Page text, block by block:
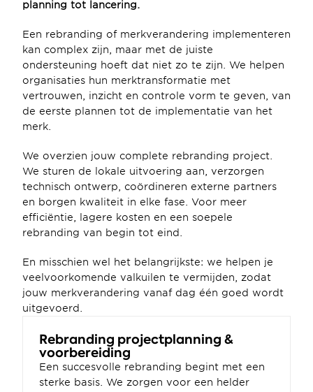
planning tot lancering.
Een rebranding of merkverandering implementeren
kan complex zijn, maar met de juiste
ondersteuning hoeft dat niet zo te zijn. We helpen
organisaties hun merktransformatie met
vertrouwen, inzicht en controle vorm te geven, van
de eerste plannen tot de implementatie van het
merk.
We overzien jouw complete rebranding project.
We sturen de lokale uitvoering aan, verzorgen
technisch ontwerp, coördineren externe partners
en borgen kwaliteit in elke fase. Voor meer
efficiëntie, lagere kosten en een soepele
rebranding van begin tot eind.
En misschien wel het belangrijkste: we helpen je
veelvoorkomende valkuilen te vermijden, zodat
jouw merkverandering vanaf dag één goed wordt
uitgevoerd.
Rebranding projectplanning &
voorbereiding
Een succesvolle rebranding begint met een
sterke basis. We zorgen voor een helder